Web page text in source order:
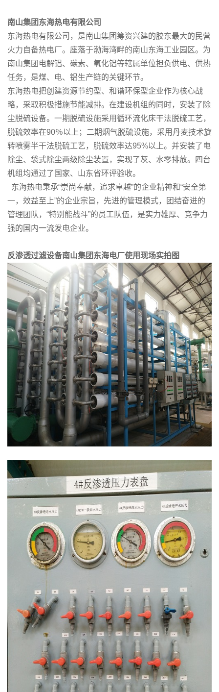
南山集团东海热电有限公司
东海热电有限公司，是南山集团筹资兴建的胶东最大的民营
火力自备热电厂。座落于渤海湾畔的南山东海工业园区。为
南山集团电解铝、碳素、氧化铝等辖属单位担负供电、供热
任务，是煤、电、铝生产链的关键环节。
东海热电把创建资源节约型、和谐环保型企业作为核心战
略，采取积极措施节能减排。在建设机组的同时，安装了除
尘脱硫设备。一期脱硫设施采用循环流化床干法脱硫工艺，
脱硫效率在90％以上；二期烟气脱硫设施，采用丹麦技术旋
转喷雾半干法脱硫工艺，脱硫效率达95%以上。并安装了电
除尘、袋式除尘两级除尘装置，实现了灰、水零排放。四台
机组均通过了国家、山东省环评验收。
东海热电秉承“崇尚奉献，追求卓越”的企业精神和“安全第
一，效益至上”的企业宗旨，先进的管理模式，团结奋进的
管理团队，“特别能战斗”的员工队伍，是实力雄厚、竞争力
强的国内一流发电企业。
反渗透过滤设备南山集团东海电厂使用现场实拍图